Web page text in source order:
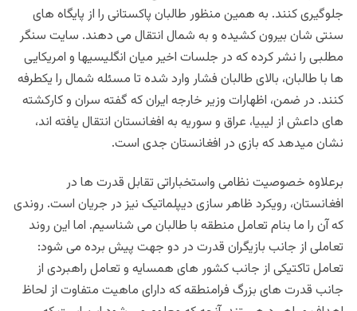
جلوگیری کنند. به همین منظور طالبان پاکستانی را از پایگاه های
سنتی شان بیرون کشیده و به شمال انتقال می دهند. سایت سنگر
مطلبی را نشر کرده که در جلسات اخیر میان انگلیسیها و امریکایی
ها با طالبان، بالای طالبان فشار وارد شده تا مسئله شمال را یکطرفه
کنند. در ضمن، اظهارات وزیر خارجه ایران که گفته سران و کارکشته
های داعش از لیبیا، عراق و سوریه به افغانستان انتقال یافته اند،
نشان میدهد که بازی در افغانستان جدی است.
برعلاوه خصوصیت نظامی واستخباراتی تقابل قدرت ها در
افغانستان، رویکرد ظاهر سازی دیپلماتیک نیز در جریان است. روندی
که آن را ما بنام تعامل منطقه با طالبان می شناسیم. اما این روند
تعاملی از جانب بازیگران قدرت در دو جهت پیش برده می شود:
تعامل تاکتیکی از جانب کشور های همسایه و تعامل راهبردی از
جانب قدرت های بزرگ فرامنطقه که دارای ماهیت متفاوت از لحاظ